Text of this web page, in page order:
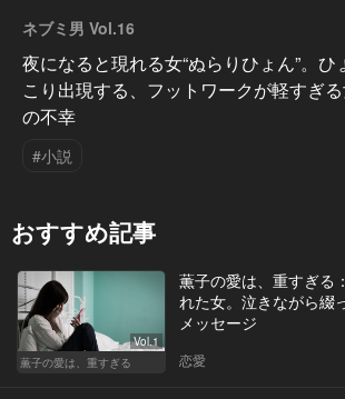
ネブミ男 Vol.16
夜になると現れる女“ぬらりひょん”。ひ
こり出現する、フットワークが軽すぎ
の不幸
#小説
おすすめ記事
Vol.1
薫子の愛は、重すぎる
薫子の愛は、重すぎる
れた女。泣きながら綴
メッセージ
恋愛